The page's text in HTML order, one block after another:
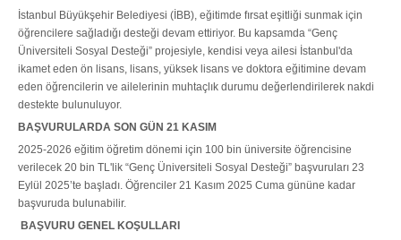
İstanbul Büyükşehir Belediyesi (İBB), eğitimde fırsat eşitliği sunmak için
öğrencilere sağladığı desteği devam ettiriyor. Bu kapsamda “Genç
Üniversiteli Sosyal Desteği” projesiyle, kendisi veya ailesi İstanbul'da
ikamet eden ön lisans, lisans, yüksek lisans ve doktora eğitimine devam
eden öğrencilerin ve ailelerinin muhtaçlık durumu değerlendirilerek nakdi
destekte bulunuluyor.
BAŞVURULARDA SON GÜN 21 KASIM
2025-2026 eğitim öğretim dönemi için 100 bin üniversite öğrencisine
verilecek 20 bin TL'lik “Genç Üniversiteli Sosyal Desteği” başvuruları 23
Eylül 2025’te başladı. Öğrenciler 21 Kasım 2025 Cuma gününe kadar
başvuruda bulunabilir.
BAŞVURU GENEL KOŞULLARI